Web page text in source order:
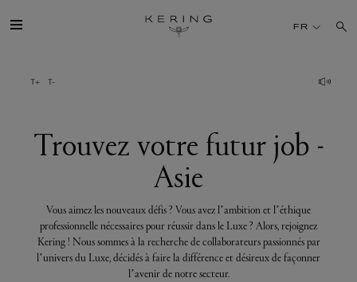
votre
futur
TALENT
DÉV. DURABLE
FINANCE
FR
Trouvez votre futur job -
Asie
Vous aimez les nouveaux défis ? Vous avez l’ambition et l’éthique
professionnelle nécessaires pour réussir dans le Luxe ? Alors, rejoignez
Kering ! Nous sommes à la recherche de collaborateurs passionnés par
l’univers du Luxe, décidés à faire la différence et désireux de façonner
l’avenir de notre secteur.